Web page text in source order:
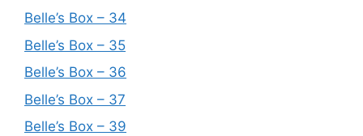
Belle’s Box – 34
Belle’s Box – 35
Belle’s Box – 36
Belle’s Box – 37
Belle’s Box – 39